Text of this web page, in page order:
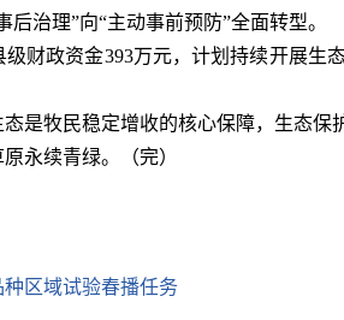
治理”向“主动事前预防”全面转型。
财政资金393万元，计划持续开展
是牧民稳定增收的核心保障，生态
永续青绿。（完）
区域试验春播任务